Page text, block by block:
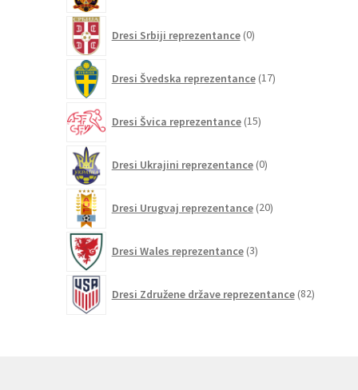
Dresi Srbiji reprezentance 0izdelkov
Dresi Švedska reprezentance 17izdelkov
Dresi Švica reprezentance 15izdelkov
Dresi Ukrajini reprezentance 0izdelkov
Dresi Urugvaj reprezentance 20izdelkov
Dresi Wales reprezentance 3izdelki
Dresi Združene države reprezentance 82izdelkov